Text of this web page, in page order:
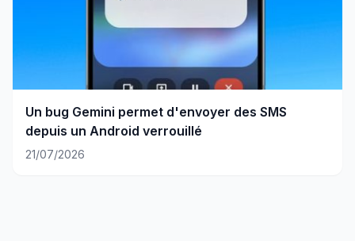
Un bug Gemini permet d'envoyer des SMS
depuis un Android verrouillé
21/07/2026